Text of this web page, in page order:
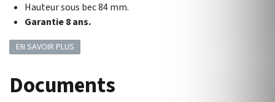
Hauteur sous bec 84 mm.
Garantie 8 ans.
EN SAVOIR PLUS
Documents